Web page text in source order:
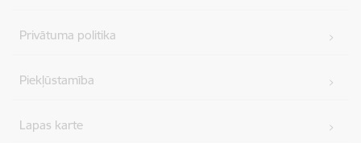
Privātuma politika
Piekļūstamība
Lapas karte